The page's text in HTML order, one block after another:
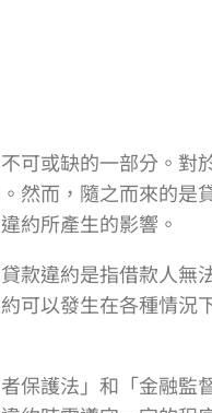
可或缺的一部分。對
然而，隨之而來的是
約所產生的影響。
款違約是指借款人無
可以發生在各種情況
保護法」和「金融監